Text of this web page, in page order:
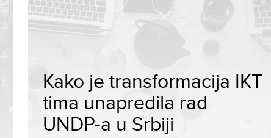
Kako je transformacija IKT
tima unapredila rad
UNDP-a u Srbiji